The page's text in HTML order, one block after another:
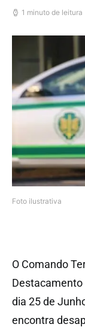
1 minuto de leitura
Foto ilustrativa
O Comando
Destacamento
dia 25 de
encontra